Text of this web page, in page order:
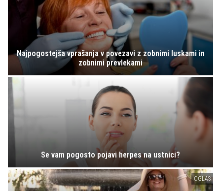
Najpogostejša vprašanja v povezavi z zobnimi luskami in
zobnimi prevlekami
Se vam pogosto pojavi herpes na ustnici?
OGLAS